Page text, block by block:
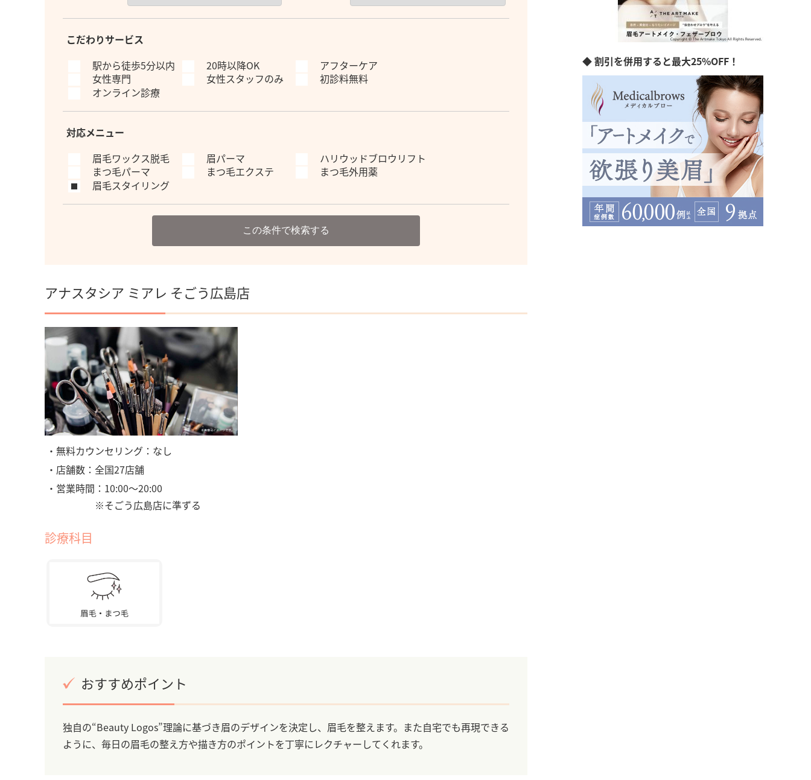
こだわりサービス
駅から徒歩5分以内
20時以降OK
アフターケア
女性専門
女性スタッフのみ
初診料無料
オンライン診療
対応メニュー
眉毛ワックス脱毛
眉パーマ
ハリウッドブロウリフト
まつ毛パーマ
まつ毛エクステ
まつ毛外用薬
眉毛スタイリング
この条件で検索する
アナスタシア ミアレ そごう広島店
・無料カウンセリング：なし
・店舗数：全国27店舗
・営業時間：10:00～20:00
※そごう広島店に準ずる
診療科目
おすすめポイント
独自の“Beauty Logos”理論に基づき眉のデザインを決定し、眉毛を整えます。また自宅でも再現できる
ように、毎日の眉毛の整え方や描き方のポイントを丁寧にレクチャーしてくれます。
◆ 割引を併用すると最大25%OFF！